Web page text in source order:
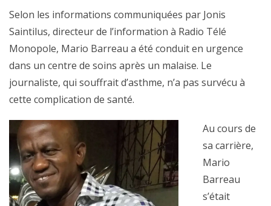
Selon les informations communiquées par Jonis
Saintilus, directeur de l’information à Radio Télé
Monopole, Mario Barreau a été conduit en urgence
dans un centre de soins après un malaise. Le
journaliste, qui souffrait d’asthme, n’a pas survécu à
cette complication de santé.
Au cours de
sa carrière,
Mario
Barreau
s’était